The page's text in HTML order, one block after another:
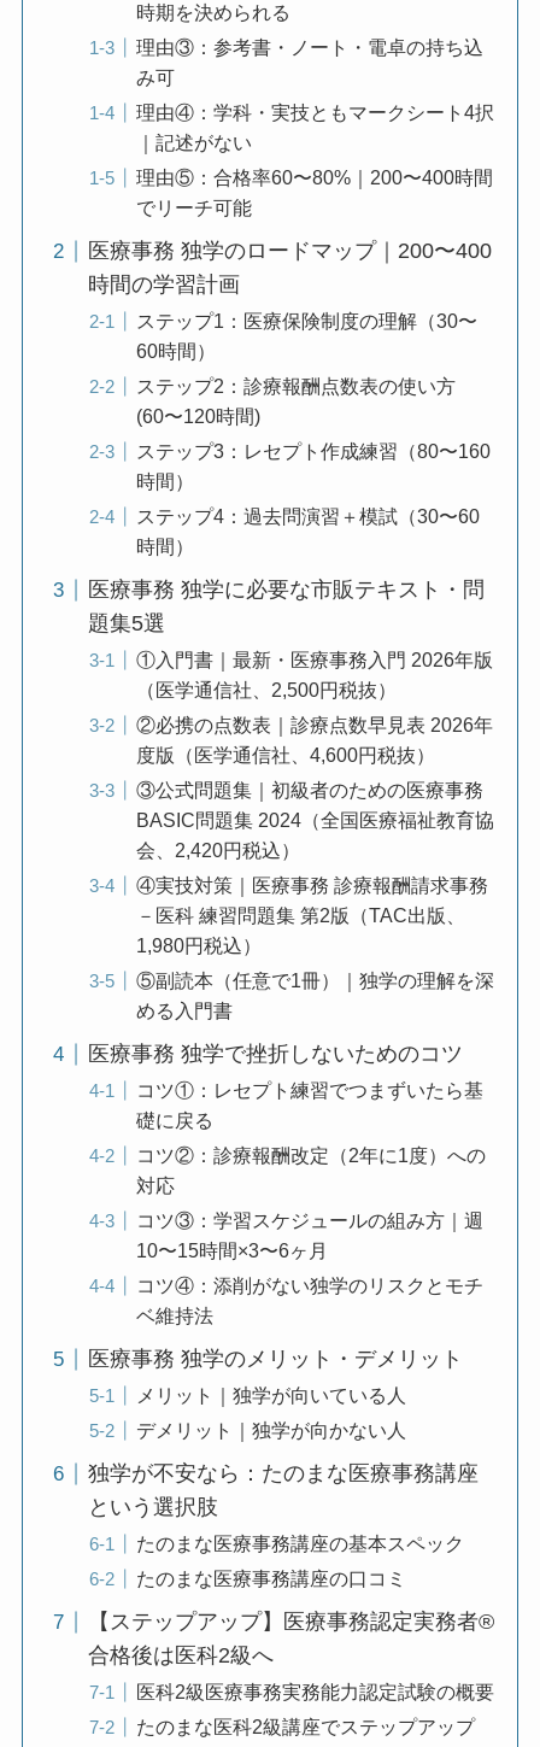
時期を決められる
理由③：参考書・ノート・電卓の持ち込
み可
理由④：学科・実技ともマークシート4択
｜記述がない
理由⑤：合格率60〜80%｜200〜400時間
でリーチ可能
医療事務 独学のロードマップ｜200〜400
時間の学習計画
ステップ1：医療保険制度の理解（30〜
60時間）
ステップ2：診療報酬点数表の使い方
(60〜120時間)
ステップ3：レセプト作成練習（80〜160
時間）
ステップ4：過去問演習＋模試（30〜60
時間）
医療事務 独学に必要な市販テキスト・問
題集5選
①入門書｜最新・医療事務入門 2026年版
（医学通信社、2,500円税抜）
②必携の点数表｜診療点数早見表 2026年
度版（医学通信社、4,600円税抜）
③公式問題集｜初級者のための医療事務
BASIC問題集 2024（全国医療福祉教育協
会、2,420円税込）
④実技対策｜医療事務 診療報酬請求事務
－医科 練習問題集 第2版（TAC出版、
1,980円税込）
⑤副読本（任意で1冊）｜独学の理解を深
める入門書
医療事務 独学で挫折しないためのコツ
コツ①：レセプト練習でつまずいたら基
礎に戻る
コツ②：診療報酬改定（2年に1度）への
対応
コツ③：学習スケジュールの組み方｜週
10〜15時間×3〜6ヶ月
コツ④：添削がない独学のリスクとモチ
ベ維持法
医療事務 独学のメリット・デメリット
メリット｜独学が向いている人
デメリット｜独学が向かない人
独学が不安なら：たのまな医療事務講座
という選択肢
たのまな医療事務講座の基本スペック
たのまな医療事務講座の口コミ
【ステップアップ】医療事務認定実務者®
合格後は医科2級へ
医科2級医療事務実務能力認定試験の概要
たのまな医科2級講座でステップアップ